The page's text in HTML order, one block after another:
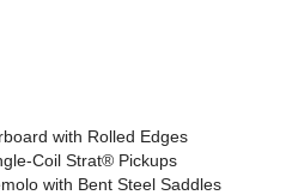
with Rolled Edges
Coil Strat® Pickups
with Bent Steel Saddles